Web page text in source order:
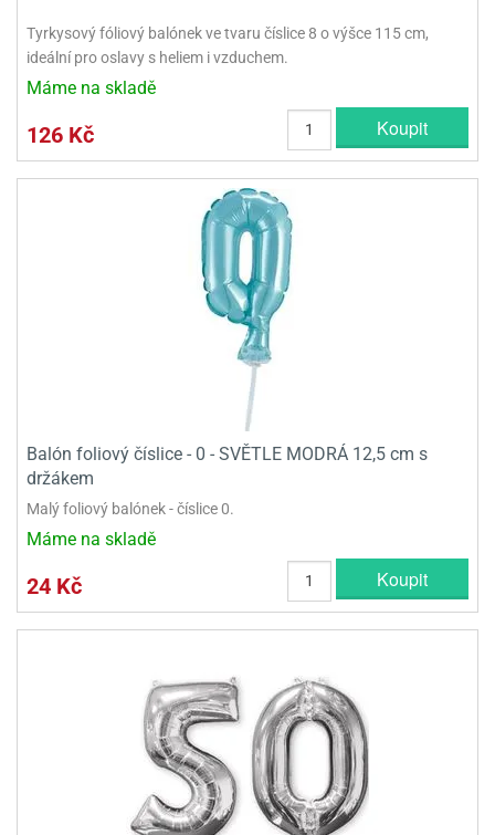
Tyrkysový fóliový balónek ve tvaru číslice 8 o výšce 115 cm,
ideální pro oslavy s heliem i vzduchem.
Máme na skladě
126 Kč Koupit
Balón foliový číslice - 0 - SVĚTLE MODRÁ 12,5 cm s
držákem
Malý foliový balónek - číslice 0.
Máme na skladě
24 Kč Koupit